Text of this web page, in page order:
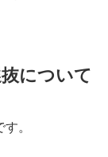
について
。